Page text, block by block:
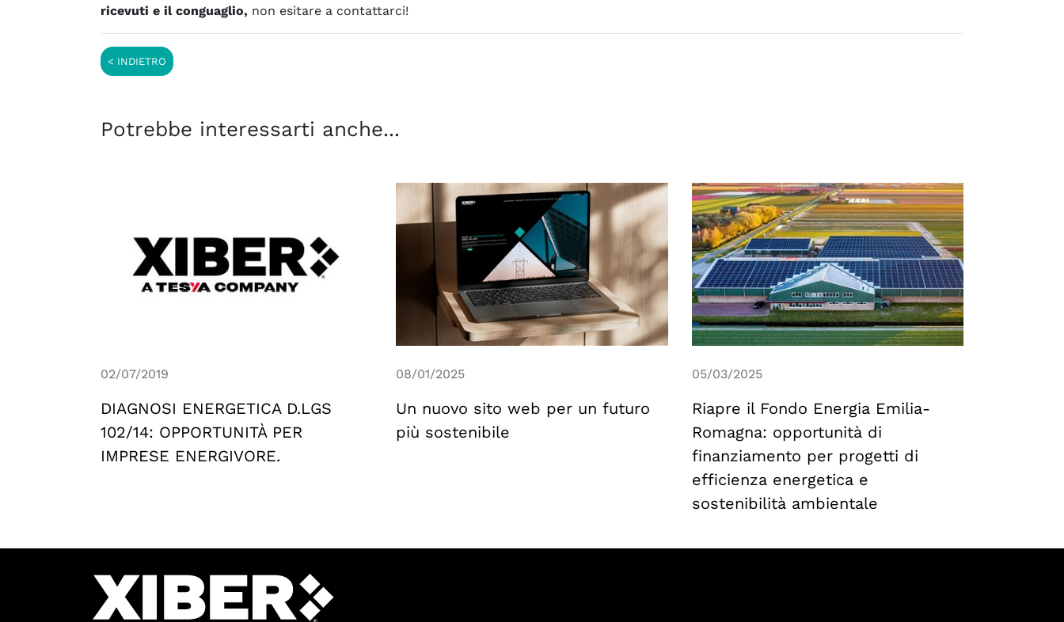
ricevuti e il conguaglio, non esitare a contattarci!
Potrebbe interessarti anche...
02/07/2019
DIAGNOSI ENERGETICA D.LGS
102/14: OPPORTUNITÀ PER
IMPRESE ENERGIVORE.
08/01/2025
Un nuovo sito web per un futuro
più sostenibile
05/03/2025
Riapre il Fondo Energia Emilia-
Romagna: opportunità di
finanziamento per progetti di
efficienza energetica e
sostenibilità ambientale